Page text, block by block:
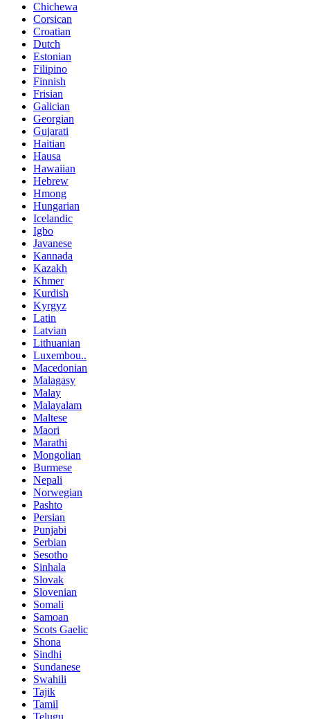
Chichewa
Corsican
Croatian
Dutch
Estonian
Filipino
Finnish
Frisian
Galician
Georgian
Gujarati
Haitian
Hausa
Hawaiian
Hebrew
Hmong
Hungarian
Icelandic
Igbo
Javanese
Kannada
Kazakh
Khmer
Kurdish
Kyrgyz
Latin
Latvian
Lithuanian
Luxembou..
Macedonian
Malagasy
Malay
Malayalam
Maltese
Maori
Marathi
Mongolian
Burmese
Nepali
Norwegian
Pashto
Persian
Punjabi
Serbian
Sesotho
Sinhala
Slovak
Slovenian
Somali
Samoan
Scots Gaelic
Shona
Sindhi
Sundanese
Swahili
Tajik
Tamil